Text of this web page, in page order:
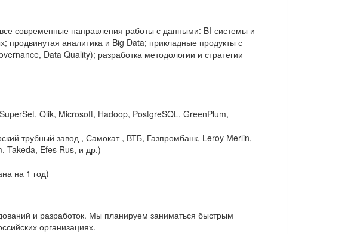
современные направления работы с данными: BI-системы и
продвинутая аналитика и Big Data; прикладные продукты с
Data Quality); разработка методологии и стратегии
Qlik, Microsoft, Hadoop, PostgreSQL, GreenPlum,
трубный завод , Самокат , ВТБ, Газпромбанк, Leroy Merlin,
Takeda, Efes Rus, и др.)
на 1 год)
и разработок. Мы планируем заниматься быстрым
организациях.